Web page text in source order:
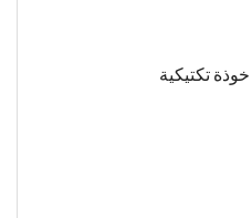
تكتيكية